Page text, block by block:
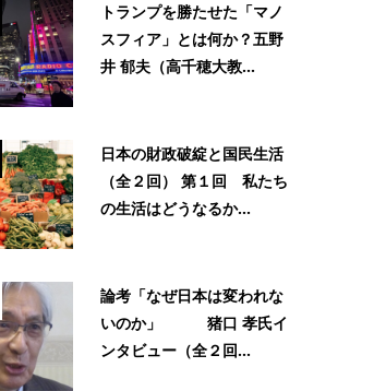
トランプを勝たせた「マノ
スフィア」とは何か？五野
井 郁夫（高千穂大教...
日本の財政破綻と国民生活
（全２回） 第１回 私たち
の生活はどうなるか...
論考「なぜ日本は変われな
いのか」 猪口 孝氏イ
ンタビュー（全２回...